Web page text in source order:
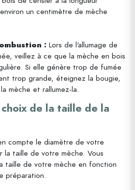
un centimètre de mèche
: Lors de l'allumage de
veillez à ce que la mèche en bois
Si elle génère trop de fumée
trop grande, éteignez la bougie,
mèche et rallumez-la.
de la taille de la
compte le diamètre de votre
la taille de votre mèche. Vous
taille de votre mèche en fonction
préparation.